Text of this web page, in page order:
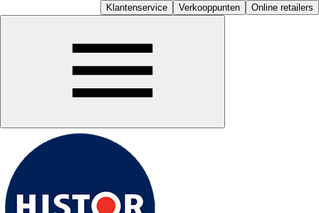
Klantenservice Verkooppunten Online retailers